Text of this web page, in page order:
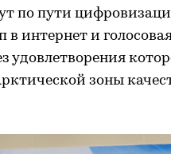
по пути
в интернет и
удовлетворения
зоны